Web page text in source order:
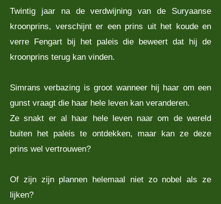
Twintig jaar na de verdwijning van de Suryaanse
kroonprins, verschijnt er een prins uit het koude en
verre Fengart bij het paleis die beweert dat hij de
kroonprins terug kan vinden.
Simrans verbazing is groot wanneer hij haar om een
gunst vraagt die haar hele leven kan veranderen.
Ze snakt er al haar hele leven naar om de wereld
buiten het paleis te ontdekken, maar kan ze deze
prins wel vertrouwen?
Of zijn zijn plannen helemaal niet zo nobel als ze
lijken?